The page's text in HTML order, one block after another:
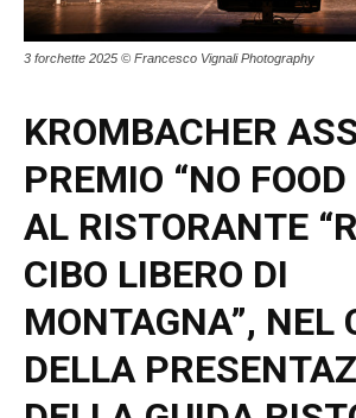
3 forchette 2025 © Francesco Vignali Photography
KROMBACHER
PREMIO “NO
AL RISTORANTE
CIBO LIBERO DI
MONTAGNA”, NEL
DELLA